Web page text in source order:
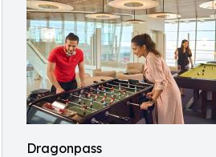
Dragonpass